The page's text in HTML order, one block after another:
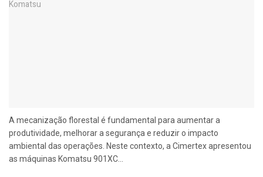
A mecanização florestal é fundamental para aumentar a
produtividade, melhorar a segurança e reduzir o impacto
ambiental das operações. Neste contexto, a Cimertex apresentou
as máquinas Komatsu 901XC...